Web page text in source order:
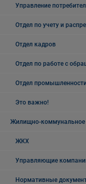
Управление
Отдел по учету и
Отдел кадров
Отдел по работе с
Отдел
Это важно!
Жилищно-коммунальное
ЖКХ
Управляющие
Нормативные